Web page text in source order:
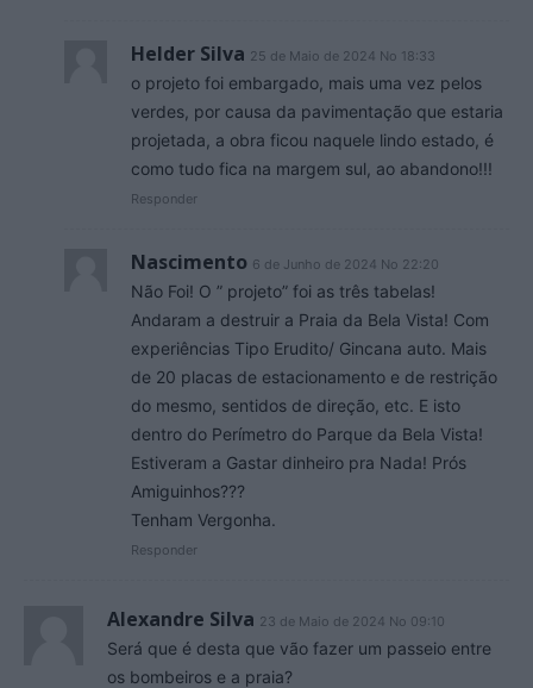
Helder Silva 25 de Maio de 2024 No 18:33
o projeto foi embargado, mais uma vez pelos
verdes, por causa da pavimentação que estaria
projetada, a obra ficou naquele lindo estado, é
como tudo fica na margem sul, ao abandono!!!
Responder
Nascimento 6 de Junho de 2024 No 22:20
Não Foi! O ” projeto” foi as três tabelas!
Andaram a destruir a Praia da Bela Vista! Com
experiências Tipo Erudito/ Gincana auto. Mais
de 20 placas de estacionamento e de restrição
do mesmo, sentidos de direção, etc. E isto
dentro do Perímetro do Parque da Bela Vista!
Estiveram a Gastar dinheiro pra Nada! Prós
Amiguinhos???
Tenham Vergonha.
Responder
Alexandre Silva 23 de Maio de 2024 No 09:10
Será que é desta que vão fazer um passeio entre
os bombeiros e a praia?